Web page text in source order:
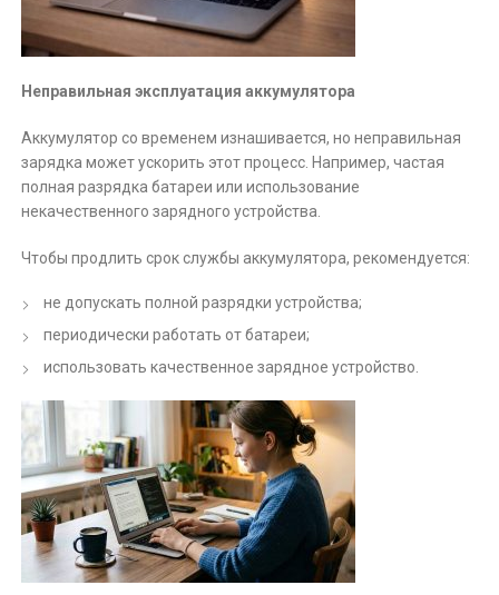
Неправильная эксплуатация аккумулятора
Аккумулятор со временем изнашивается, но неправильная
зарядка может ускорить этот процесс. Например, частая
полная разрядка батареи или использование
некачественного зарядного устройства.
Чтобы продлить срок службы аккумулятора, рекомендуется:
не допускать полной разрядки устройства;
периодически работать от батареи;
использовать качественное зарядное устройство.